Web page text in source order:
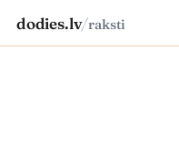
dodies.lv/raksti